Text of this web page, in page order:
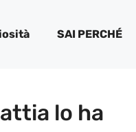
SAI PERCHÉ
lo ha